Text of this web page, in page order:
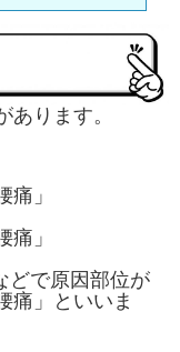
ります。
」
」
どで原因部位が
痛」といいま